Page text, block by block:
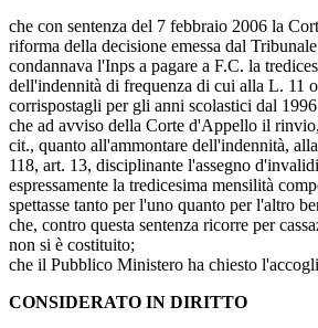
che con sentenza del 7 febbraio 2006 la
riforma della decisione emessa dal
condannava l'Inps a pagare a F.C. la
dell'indennità di frequenza di cui alla L. 11
corrispostagli per gli anni scolastici dal
che ad avviso della Corte d'Appello il
cit., quanto all'ammontare dell'indennità,
118, art. 13, disciplinante l'assegno
espressamente la tredicesima mensilità
spettasse tanto per l'uno quanto per l'altro
che, contro questa sentenza ricorre per
non si è costituito;
che il Pubblico Ministero ha chiesto
CONSIDERATO IN DIRITTO